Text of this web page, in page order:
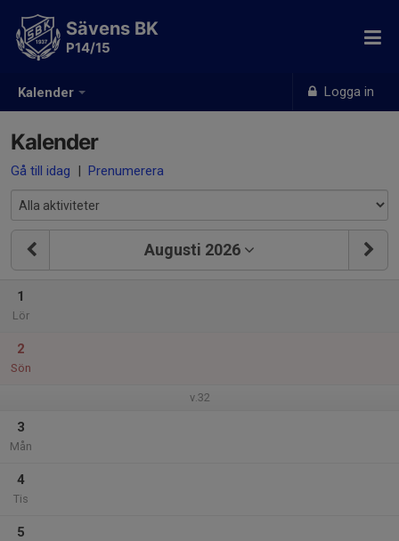
Kalender Logga in
Sävens BK
P14/15
Kalender
Gå till idag | Prenumerera
Augusti 2026
1
Lör
2
Sön
v.32
3
Mån
4
Tis
5